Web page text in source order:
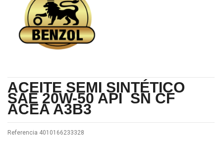
ACEITE SEMI SINTÉTICO
SAE 20W-50 API SN CF
ACEA A3B3
Referencia 4010166233328